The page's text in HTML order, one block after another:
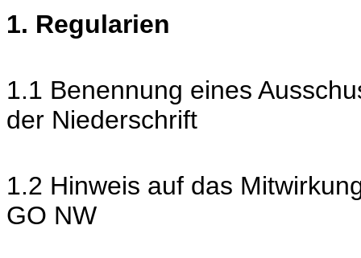
1. Regularien
1.1 Benennung eines
der Niederschrift
1.2 Hinweis auf das
GO NW